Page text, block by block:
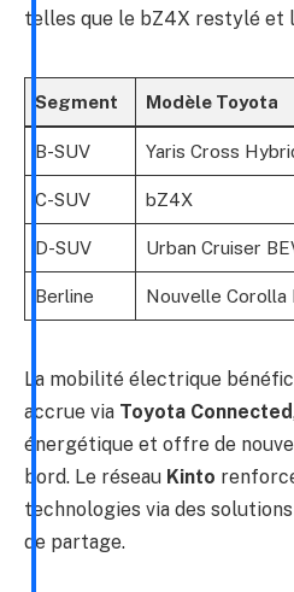
telles que le bZ4X restylé et
Segment Modèle Toyota
B-SUV Yaris Cross
C-SUV bZ4X
D-SUV Urban Cruiser
Berline Nouvelle Corolla
La mobilité électrique
accrue via Toyota Connected
énergétique et offre de
bord. Le réseau Kinto
technologies via des
de partage.